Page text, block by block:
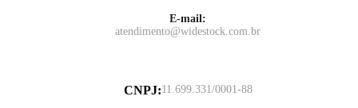
E-mail:
atendimento@widestock.com.br
CNPJ:11.699.331/0001-88